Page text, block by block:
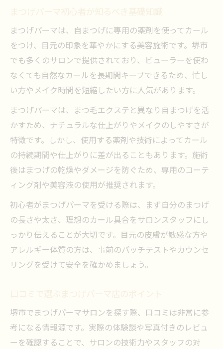
まつげパーマ初心者が知るべき基礎知識
まつげパーマは、自まつげに専用の薬剤を使ってカール
をつけ、目元の印象を華やかにする美容施術です。堺市
でも多くのサロンで提供されており、ビューラーを使わ
なくても自然なカールを長期間キープできるため、忙し
い方やメイク時間を短縮したい方に人気があります。
まつげパーマは、まつ毛エクステと異なり自まつげを活
かすため、ナチュラルな仕上がりやメイクのしやすさが
特徴です。しかし、使用する薬剤や技術によってカール
の持続期間や仕上がりに差が出ることもあります。施術
後はまつげの乾燥やダメージを防ぐため、専用のコーテ
ィング剤や美容液の使用が推奨されます。
初心者がまつげパーマを受ける際は、まず自分のまつげ
の長さや太さ、理想のカール具合をサロンスタッフにし
っかり伝えることが大切です。目元の皮膚が敏感な方や
アレルギー体質の方は、事前のパッチテストやカウンセ
リングを受けて安全を確かめましょう。
口コミで選ぶまつげパーマ店のポイント
堺市でまつげパーマサロンを探す際、口コミは非常に参
考になる情報源です。実際の体験談や写真付きのレビュ
ーを確認することで、サロンの技術力やスタッフの対